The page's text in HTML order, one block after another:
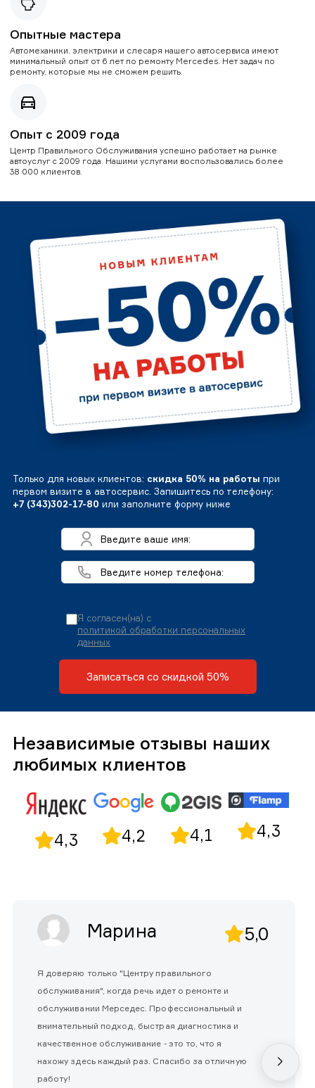
Опытные мастера
Автомеханики, электрики и слесаря нашего автосервиса имеют
минимальный опыт от 6 лет по ремонту Mercedes. Нет задач по
ремонту, которые мы не сможем решить.
Опыт с 2009 года
Центр Правильного Обслуживания успешно работает на рынке
автоуслуг с 2009 года. Нашими услугами воспользовались более
38 000 клиентов.
Только для новых клиентов: скидка 50% на работы при
первом визите в автосервис. Запишитесь по телефону:
+7 (343)302-17-80 или заполните форму ниже
Я согласен(на) с
политикой обработки персональных
данных
Записаться со скидкой 50%
Независимые отзывы наших
любимых клиентов
4,3 4,2 4,1 4,3
Марина 5,0
Я доверяю только "Центру правильного
обслуживания", когда речь идет о ремонте и
обслуживании Мерседес. Профессиональный и
внимательный подход, быстрая диагностика и
качественное обслуживание - это то, что я
нахожу здесь каждый раз. Спасибо за отличную
работу!